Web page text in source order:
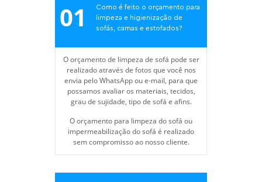
01
Como é feito o orçamento para
limpeza e higienização de
sofás, camas e estofados?
O orçamento de limpeza de sofá pode ser
realizado através de fotos que você nos
envia pelo WhatsApp ou e-mail, para que
possamos avaliar os materiais, tecidos,
grau de sujidade, tipo de sofá e afins.
O orçamento para limpeza do sofá ou
impermeabilização do sofá é realizado
sem compromisso ao nosso cliente.